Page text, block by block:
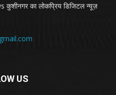
का लोकप्रिय डिजिटल न्यूज़
US